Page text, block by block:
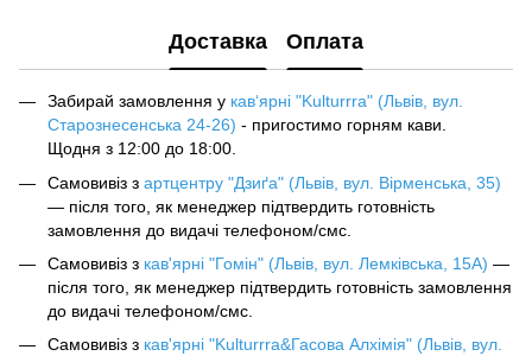
Доставка Оплата
Забирай замовлення у кав‘ярні "Kulturrra" (Львів, вул.
Старознесенська 24-26) - пригостимо горням кави.
Щодня з 12:00 до 18:00.
Самовивіз з артцентру "Дзиґа" (Львів, вул. Вірменська, 35)
— після того, як менеджер підтвердить готовність
замовлення до видачі телефоном/смс.
Самовивіз з кав'ярні "Гомін" (Львів, вул. Лемківська, 15А) —
після того, як менеджер підтвердить готовність замовлення
до видачі телефоном/смс.
Самовивіз з кав'ярні "Kulturrra&Гасова Алхімія" (Львів, вул.